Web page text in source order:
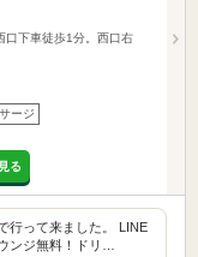
口下車徒歩1分。西口右
ージ
る
行って来ました。 LINE
ンジ無料！ドリ…